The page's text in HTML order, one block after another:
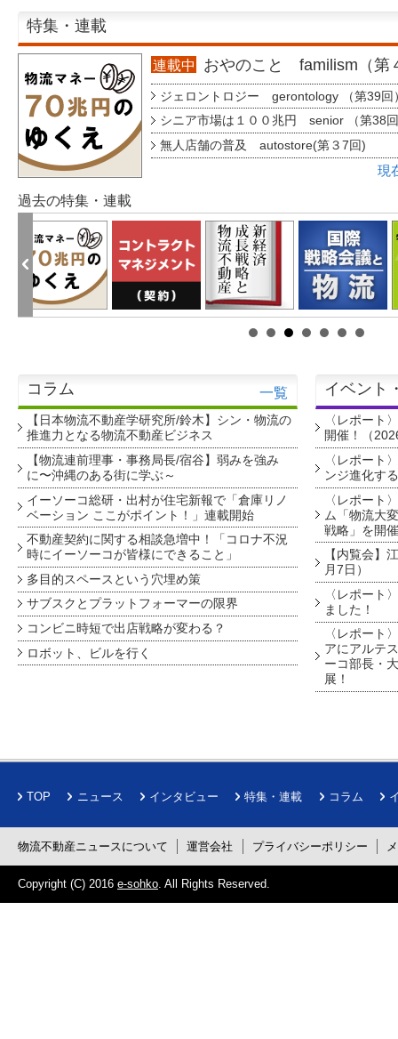
特集・連載
連載中 おやのこと familism（第
ジェロントロジー gerontology （第39回
シニア市場は１００兆円 senior （第38
無人店舗の普及 autostore(第３7回)
現
過去の特集・連載
コラム 一覧
【日本物流不動産学研究所/鈴木】シン・物流の
推進力となる物流不動産ビジネス
【物流連前理事・事務局長/宿谷】弱みを強み
に〜沖縄のある街に学ぶ～
イーソーコ総研・出村が住宅新報で「倉庫リノ
ベーション ここがポイント！」連載開始
不動産契約に関する相談急増中！「コロナ不況
時にイーソーコが皆様にできること」
多目的スペースという穴埋め策
サブスクとプラットフォーマーの限界
コンビニ時短で出店戦略が変わる？
ロボット、ビルを行く
イベント
〈レポート
開催！（
〈レポート
ンジ進化す
〈レポート
ム「物流大
戦略」を開
【内覧会】
月7日）
〈レポート
ました！
〈レポート
アにアルテ
ーコ部長・
展！
TOP ニュース インタビュー 特集・連載 コラム
物流不動産ニュースについて 運営会社 プライバシーポリシー
Copyright (C) 2016 e-sohko. All Rights Reserved.